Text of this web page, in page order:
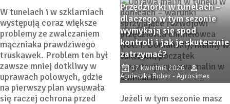
W tunelach i w szklarniach
występują coraz większe
problemy ze zwalczaniem
mączniaka prawdziwego
truskawek. Problem ten był
zawsze mniej dotkliwy w
uprawach polowych, gdzie
na pierwszy plan wysuwała
się raczej ochrona przed
Przędziorki w tunelach –
dlaczego w tym sezonie
wymykają się spod
kontroli i jak je skutecznie
zatrzymać?
17 kwietnia 2026
Agnieszka Bober - Agrosimex
Jeżeli w tym sezonie masz